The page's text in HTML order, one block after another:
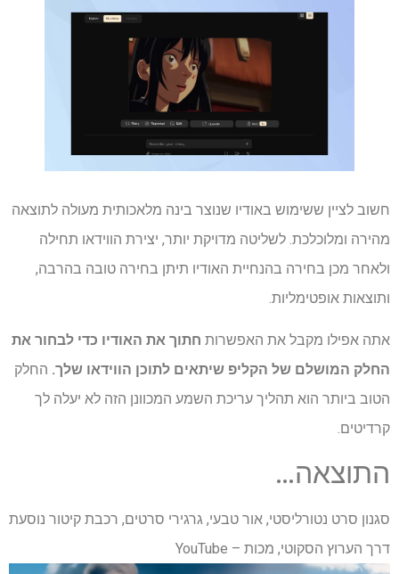
חשוב לציין ששימוש באודיו שנוצר בינה מלאכותית מעולה לתוצאה
מהירה ומלוכלכת. לשליטה מדויקת יותר, יצירת הווידאו תחילה
ולאחר מכן בחירה בהנחיית האודיו תיתן בחירה טובה בהרבה,
ותוצאות אופטימליות.
אתה אפילו מקבל את האפשרות חתוך את האודיו כדי לבחור את
החלק המושלם של הקליפ שיתאים לתוכן הווידאו שלך. החלק
הטוב ביותר הוא תהליך עריכת השמע המכוונן הזה לא יעלה לך
קרדיטים.
התוצאה…
סגנון סרט נטורליסטי, אור טבעי, גרגירי סרטים, רכבת קיטור נוסעת
דרך הערוץ הסקוטי, מכות – YouTube